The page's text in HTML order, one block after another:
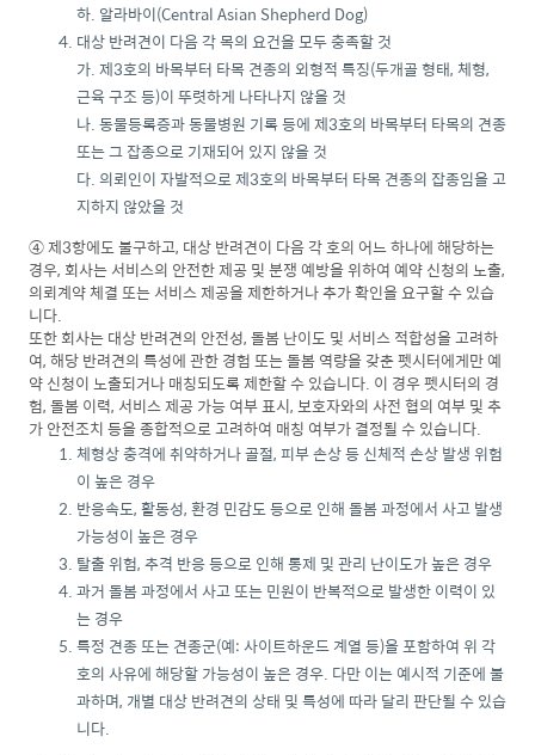
하. 알라바이(Central Asian Shepherd Dog)
대상 반려견이 다음 각 목의 요건을 모두 충족할 것
가. 제3호의 바목부터 타목 견종의 외형적 특징(두개골 형태, 체형,
근육 구조 등)이 뚜렷하게 나타나지 않을 것
나. 동물등록증과 동물병원 기록 등에 제3호의 바목부터 타목의 견종
또는 그 잡종으로 기재되어 있지 않을 것
다. 의뢰인이 자발적으로 제3호의 바목부터 타목 견종의 잡종임을 고
지하지 않았을 것
④ 제3항에도 불구하고, 대상 반려견이 다음 각 호의 어느 하나에 해당하는
경우, 회사는 서비스의 안전한 제공 및 분쟁 예방을 위하여 예약 신청의 노출,
의뢰계약 체결 또는 서비스 제공을 제한하거나 추가 확인을 요구할 수 있습
니다.
또한 회사는 대상 반려견의 안전성, 돌봄 난이도 및 서비스 적합성을 고려하
여, 해당 반려견의 특성에 관한 경험 또는 돌봄 역량을 갖춘 펫시터에게만 예
약 신청이 노출되거나 매칭되도록 제한할 수 있습니다. 이 경우 펫시터의 경
험, 돌봄 이력, 서비스 제공 가능 여부 표시, 보호자와의 사전 협의 여부 및 추
가 안전조치 등을 종합적으로 고려하여 매칭 여부가 결정될 수 있습니다.
체형상 충격에 취약하거나 골절, 피부 손상 등 신체적 손상 발생 위험
이 높은 경우
반응속도, 활동성, 환경 민감도 등으로 인해 돌봄 과정에서 사고 발생
가능성이 높은 경우
탈출 위험, 추격 반응 등으로 인해 통제 및 관리 난이도가 높은 경우
과거 돌봄 과정에서 사고 또는 민원이 반복적으로 발생한 이력이 있
는 경우
특정 견종 또는 견종군(예: 사이트하운드 계열 등)을 포함하여 위 각
호의 사유에 해당할 가능성이 높은 경우. 다만 이는 예시적 기준에 불
과하며, 개별 대상 반려견의 상태 및 특성에 따라 달리 판단될 수 있습
니다.